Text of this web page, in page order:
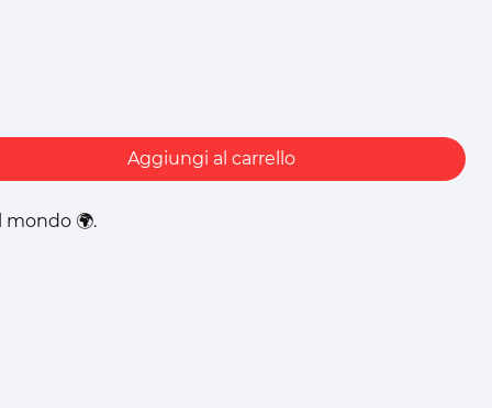
Aggiungi al carrello
mondo 🌍.